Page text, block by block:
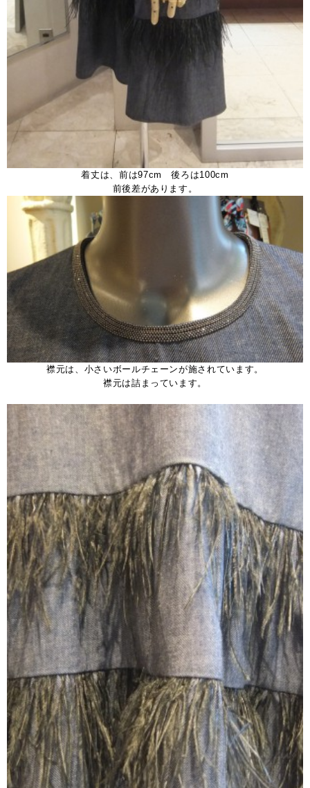
着丈は、前は97cm 後ろは100cm
前後差があります。
襟元は、小さいボールチェーンが施されています。
襟元は詰まっています。